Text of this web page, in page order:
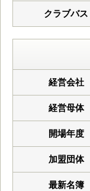
クラブバス
経営会社
経営母体
開場年度
加盟団体
最新名簿